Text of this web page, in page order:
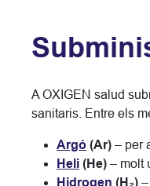
A OXIGEN salud
sanitaris. Entre els
Argó (Ar) – per
Heli (He) – molt
Hidrogen (H₂)